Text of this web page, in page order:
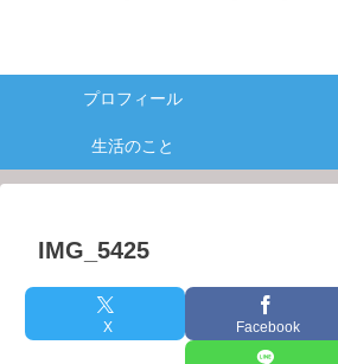
プロフィール
生活のこと
IMG_5425
X Facebook